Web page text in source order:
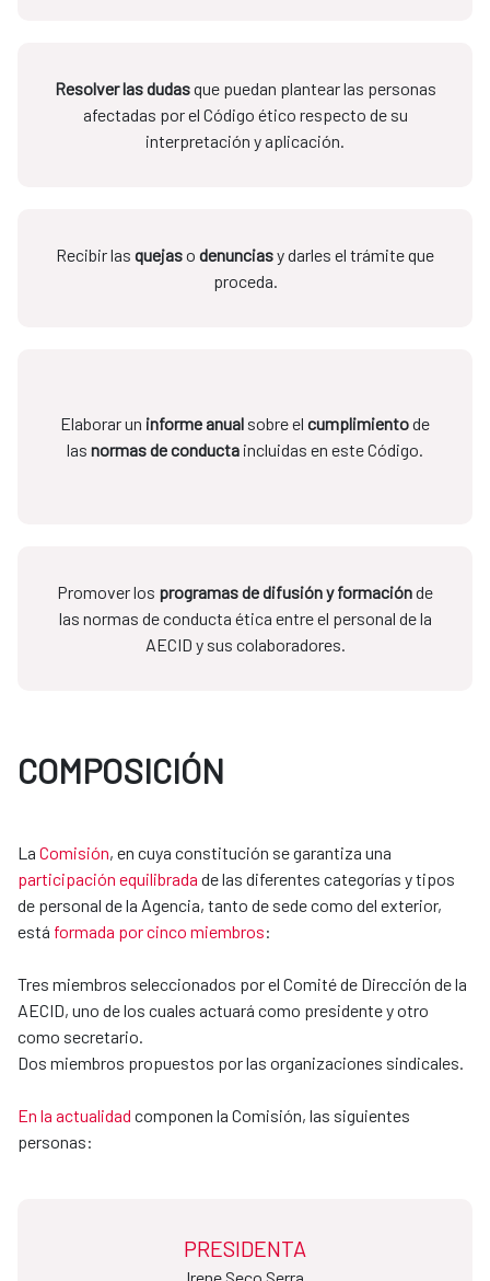
Resolver las dudasque puedan plantear las personas
afectadas por el Código ético respecto de su
interpretación y aplicación.
Recibir las quejaso denunciasy darles el trámite que
proceda.
Elaborar un informe anual sobre el cumplimientode
las normas de conducta incluidas en este Código.
Promover los programas de difusión y formaciónde
las normas de conducta ética entre el personal de la
AECID y sus colaboradores.
COMPOSICIÓN
La Comisión, en cuya constitución se garantiza una
participación equilibrada de las diferentes categorías y tipos
de personal de la Agencia, tanto de sede como del exterior,
está formada por cinco miembros:
Tres miembros seleccionados por el Comité de Dirección de la
AECID, uno de los cuales actuará como presidente y otro
como secretario.
Dos miembros propuestos por las organizaciones sindicales.
En la actualidad componen la Comisión, las siguientes
personas:
PRESIDENTA